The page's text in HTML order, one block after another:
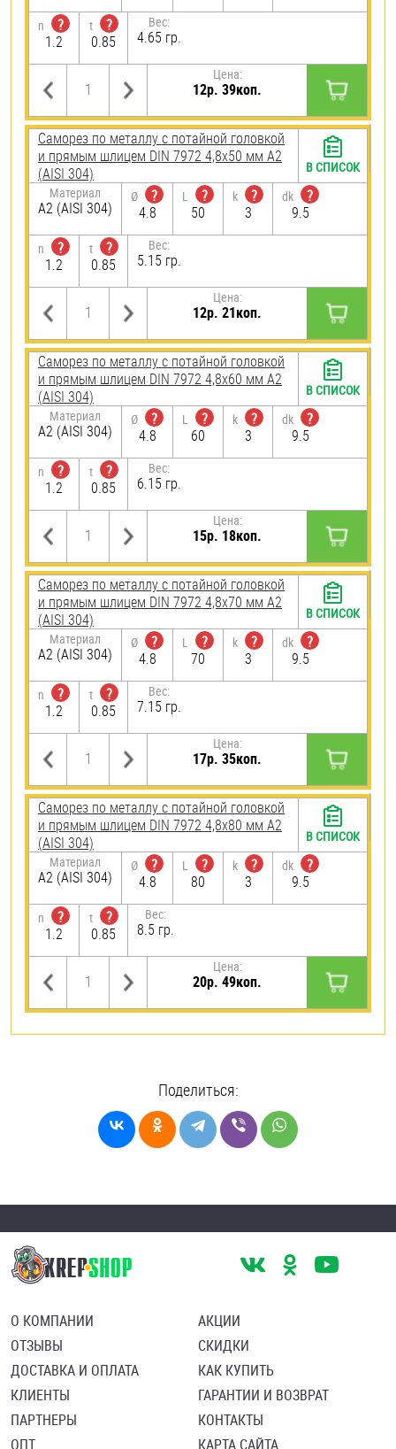
n
?
1.2
t
?
0.85
Вес:
4.65 гр.
Цена:
12р. 39коп.
Саморез по металлу с потайной головкой
и прямым шлицем DIN 7972 4,8х50 мм А2
(AISI 304)
Материал
А2 (AISI 304)
Ø
?
4.8
L
?
50
k
?
3
dk
?
9.5
n
?
1.2
t
?
0.85
Вес:
5.15 гр.
Цена:
12р. 21коп.
В СПИСОК
Саморез по металлу с потайной головкой
и прямым шлицем DIN 7972 4,8х60 мм А2
(AISI 304)
Материал
А2 (AISI 304)
Ø
?
4.8
L
?
60
k
?
3
dk
?
9.5
n
?
1.2
t
?
0.85
Вес:
6.15 гр.
Цена:
15р. 18коп.
В СПИСОК
Саморез по металлу с потайной головкой
и прямым шлицем DIN 7972 4,8х70 мм А2
(AISI 304)
Материал
А2 (AISI 304)
Ø
?
4.8
L
?
70
k
?
3
dk
?
9.5
n
?
1.2
t
?
0.85
Вес:
7.15 гр.
Цена:
17р. 35коп.
В СПИСОК
Саморез по металлу с потайной головкой
и прямым шлицем DIN 7972 4,8х80 мм А2
(AISI 304)
Материал
А2 (AISI 304)
Ø
?
4.8
L
?
80
k
?
3
dk
?
9.5
n
?
1.2
t
?
0.85
Вес:
8.5 гр.
Цена:
20р. 49коп.
В СПИСОК
Поделиться:
О КОМПАНИИ
ОТЗЫВЫ
ДОСТАВКА И ОПЛАТА
КЛИЕНТЫ
ПАРТНЕРЫ
ОПТ
АКЦИИ
СКИДКИ
КАК КУПИТЬ
ГАРАНТИИ И ВОЗВРАТ
КОНТАКТЫ
КАРТА САЙТА